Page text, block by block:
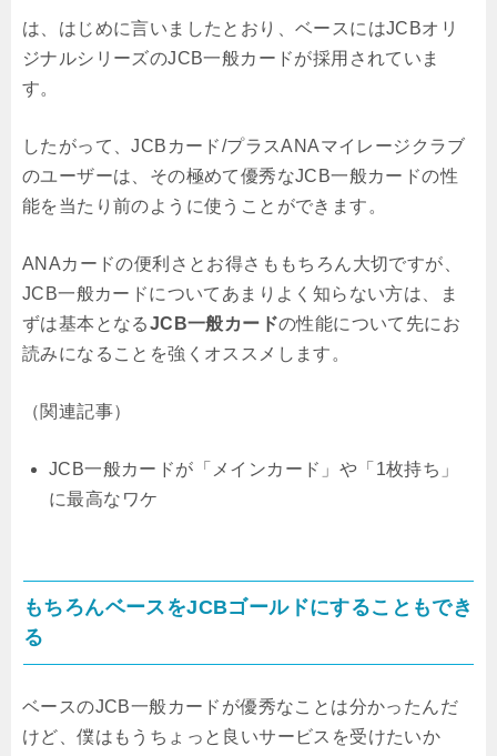
は、はじめに言いましたとおり、ベースにはJCBオリ
ジナルシリーズのJCB一般カードが採用されていま
す。
したがって、JCBカード/プラスANAマイレージクラブ
のユーザーは、その極めて優秀なJCB一般カードの性
能を当たり前のように使うことができます。
ANAカードの便利さとお得さももちろん大切ですが、
JCB一般カードについてあまりよく知らない方は、ま
ずは基本となるJCB一般カードの性能について先にお
読みになることを強くオススメします。
（関連記事）
JCB一般カードが「メインカード」や「1枚持ち」
に最高なワケ
もちろんベースをJCBゴールドにすることもでき
る
ベースのJCB一般カードが優秀なことは分かったんだ
けど、僕はもうちょっと良いサービスを受けたいか